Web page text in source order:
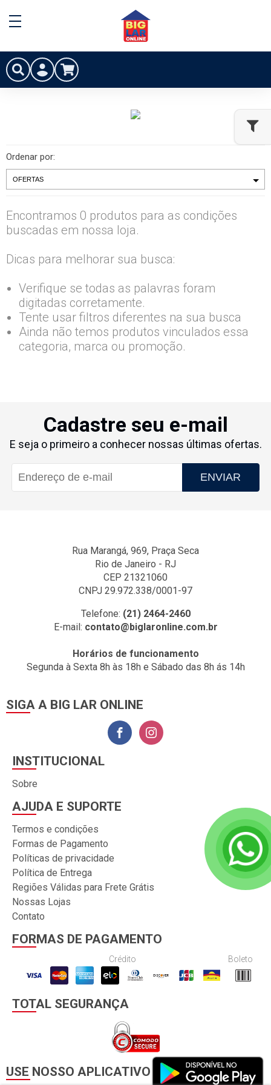
Ordenar por:
Encontramos 0 produtos para as condições
buscadas em nossa loja.
Dicas para melhorar sua busca:
Verifique se todas as palavras foram
digitadas corretamente.
Tente usar filtros diferentes na sua busca
Ainda não temos produtos vinculados essa
categoria, marca ou promoção.
Cadastre seu e-mail
E seja o primeiro a conhecer nossas últimas ofertas.
ENVIAR
Rua Marangá, 969, Praça Seca
Rio de Janeiro - RJ
CEP 21321060
CNPJ 29.972.338/0001-97
Telefone: (21) 2464-2460
E-mail: contato@biglaronline.com.br
Horários de funcionamento
Segunda à Sexta 8h às 18h e Sábado das 8h ás 14h
SIGA A BIG LAR ONLINE
INSTITUCIONAL
Sobre
AJUDA E SUPORTE
Termos e condições
Formas de Pagamento
Políticas de privacidade
Política de Entrega
Regiões Válidas para Frete Grátis
Nossas Lojas
Contato
FORMAS DE PAGAMENTO
Crédito Boleto
TOTAL SEGURANÇA
USE NOSSO APLICATIVO